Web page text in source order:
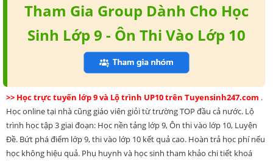
Tham Gia Group Dành Cho Học
Sinh Lớp 9 - Ôn Thi Vào Lớp 10
>> Học trực tuyến lớp 9 và Lộ trình UP10 trên Tuyensinh247.com .
Học online tại nhà cũng giáo viên giỏi từ trường TOP đầu cả nước. Lộ
trình học tập 3 giai đoạn: Học nền tảng lớp 9, Ôn thi vào lớp 10, Luyện
Đề. Bứt phá điểm lớp 9, thi vào lớp 10 kết quả cao. Hoàn trả học phí nếu
học không hiệu quả. Phụ huynh và học sinh tham khảo chi tiết khoá